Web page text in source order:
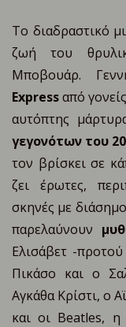
Το διαδραστικό
ζωή του
Μποβουάρ.
Expressαπό
αυτόπτης
γεγονότων του
τον βρίσκει σε
ζει έρωτες,
σκηνές με
παρελαύνουν
Ελισάβετ -
Πικάσο και ο
Αγκάθα Κρίστι, ο
και οι Beatles, η